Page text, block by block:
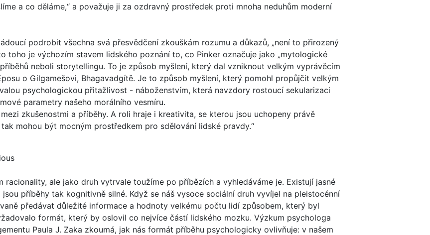
a co děláme,“ a považuje ji za ozdravný prostředek proti mnoha neduhům moderní
podrobit všechna svá přesvědčení zkouškám rozumu a důkazů, „není to přirozený
toho je výchozím stavem lidského poznání to, co Pinker označuje jako „mytologické
neboli storytellingu. To je způsob myšlení, který dal vzniknout velkým vyprávěcím
o Gilgamešovi, Bhagavadgítě. Je to způsob myšlení, který pomohl propůjčit velkým
psychologickou přitažlivost - náboženstvím, která navzdory rostoucí sekularizaci
parametry našeho morálního vesmíru.
zkušenostmi a příběhy. A roli hraje i kreativita, se kterou jsou uchopeny právě
mohou být mocným prostředkem pro sdělování lidské pravdy.“
racionality, ale jako druh vytrvale toužíme po příbězích a vyhledáváme je. Existují jasné
příběhy tak kognitivně silné. Když se náš vysoce sociální druh vyvíjel na pleistocénní
předávat důležité informace a hodnoty velkému počtu lidí způsobem, který byl
formát, který by oslovil co nejvíce částí lidského mozku. Výzkum psychologa
Paula J. Zaka zkoumá, jak nás formát příběhu psychologicky ovlivňuje: v našem